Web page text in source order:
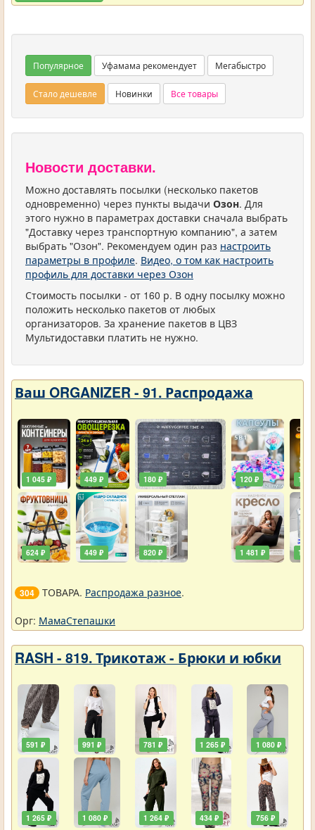
Популярное Уфамама рекомендует Мегабыстро
Стало дешевле Новинки Все товары
Новости доставки.
Можно доставлять посылки (несколько пакетов
одновременно) через пункты выдачи Озон. Для
этого нужно в параметрах доставки сначала выбрать
"Доставку через транспортную компанию", а затем
выбрать "Озон". Рекомендуем один раз настроить
параметры в профиле. Видео, о том как настроить
профиль для доставки через Озон
Стоимость посылки - от 160 р. В одну посылку можно
положить несколько пакетов от любых
организаторов. За хранение пакетов в ЦВЗ
Мультидоставки платить не нужно.
Ваш ORGANIZER - 91. Распродажа
1 045 ₽
624 ₽
449 ₽
449 ₽
180 ₽
820 ₽
120 ₽
1 481 ₽
129
111
304 ТОВАРА. Распродажа разное.
Орг: МамаСтепашки
RASH - 819. Трикотаж - Брюки и юбки
591 ₽
1 265 ₽
991 ₽
1 080 ₽
781 ₽
1 264 ₽
1 265 ₽
434 ₽
1 080 ₽
756 ₽